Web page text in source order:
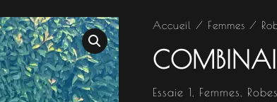
Accueil / Femmes /
Essaie 1 Femmes